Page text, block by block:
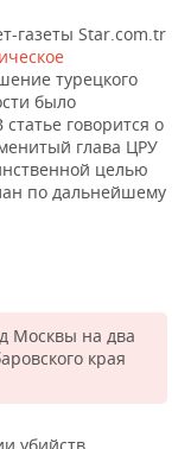
газеты Star.com.tr
турецкого
было
говорится о
глава ЦРУ
целью
по дальнейшему
Москвы на два
края